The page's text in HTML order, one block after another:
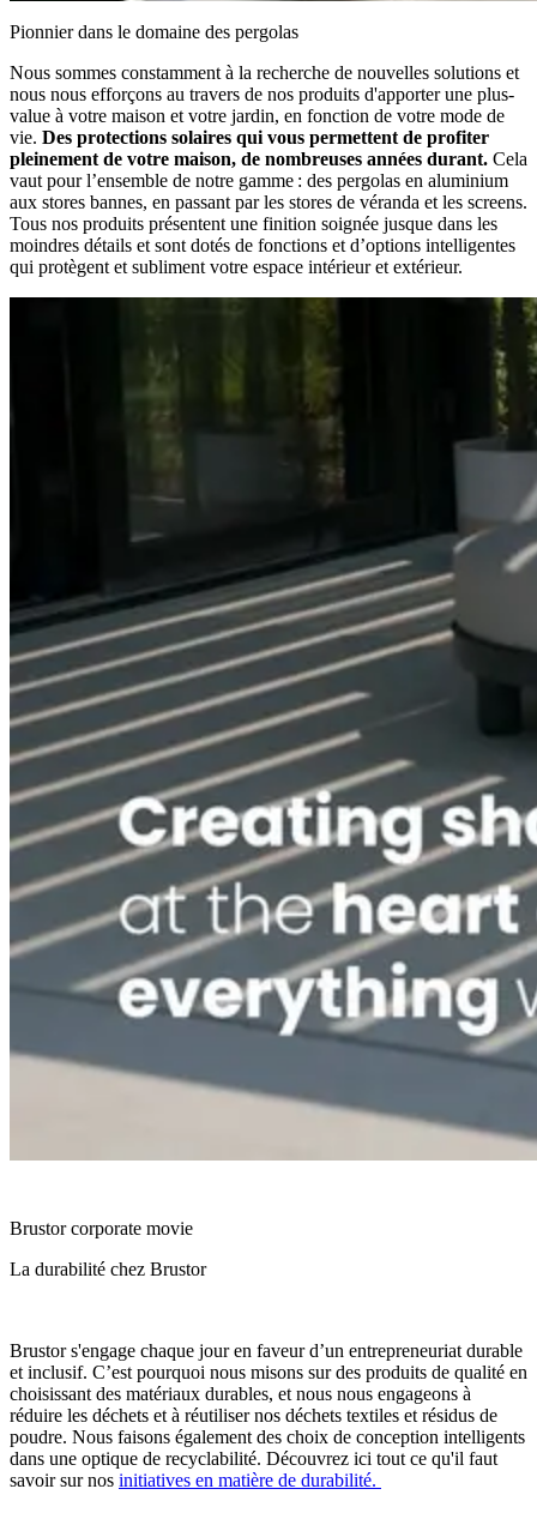
Pionnier dans le domaine des pergolas
Nous sommes constamment à la recherche de nouvelles solutions et
nous nous efforçons au travers de nos produits d'apporter une plus-
value à votre maison et votre jardin, en fonction de votre mode de
vie. Des protections solaires qui vous permettent de profiter
pleinement de votre maison, de nombreuses années durant. Cela
vaut pour l’ensemble de notre gamme : des pergolas en aluminium
aux stores bannes, en passant par les stores de véranda et les screens.
Tous nos produits présentent une finition soignée jusque dans les
moindres détails et sont dotés de fonctions et d’options intelligentes
qui protègent et subliment votre espace intérieur et extérieur.
Brustor corporate movie
La durabilité chez Brustor
Brustor s'engage chaque jour en faveur d’un entrepreneuriat durable
et inclusif. C’est pourquoi nous misons sur des produits de qualité en
choisissant des matériaux durables, et nous nous engageons à
réduire les déchets et à réutiliser nos déchets textiles et résidus de
poudre. Nous faisons également des choix de conception intelligents
dans une optique de recyclabilité. Découvrez ici tout ce qu'il faut
savoir sur nos initiatives en matière de durabilité.